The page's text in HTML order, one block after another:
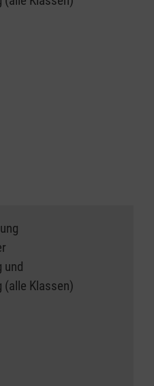
und
(alle Klassen)